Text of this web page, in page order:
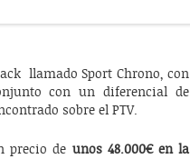
llamado Sport Chrono, con
con un diferencial de
sobre el PTV.
precio de unos 48.000€ en la